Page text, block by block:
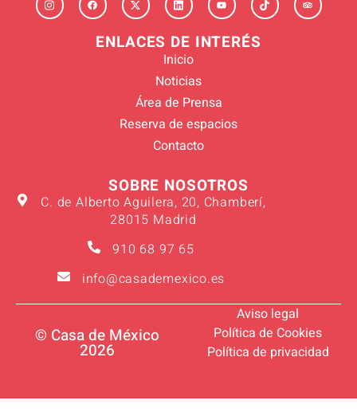
ENLACES DE INTERÉS
Inicio
Noticias
Área de Prensa
Reserva de espacios
Contacto
SOBRE NOSOTROS
C. de Alberto Aguilera, 20, Chamberí,
28015 Madrid
910 68 97 65
info@casademexico.es
© Casa de México
2026
Aviso legal
Política de Cookies
Política de privacidad